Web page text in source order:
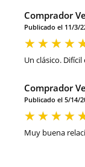
Comprador
Publicado el 11/3/
Un clásico.
Comprador
Publicado el 5/14/
Muy buena